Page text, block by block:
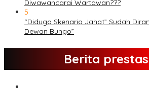
Diwawancarai Wartawan???
5
“Diduga Skenario Jahat” Sudah
Dewan Bungo”
Berita